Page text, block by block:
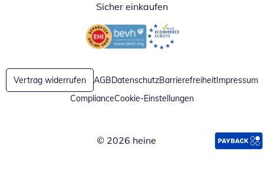
Sicher einkaufen
Öffnet in neuem FensterÖffnet in neuem Fenster
Vertrag widerrufen AGBDatenschutzBarrierefreiheitImpressum
ComplianceCookie-Einstellungen
© 2026 heine